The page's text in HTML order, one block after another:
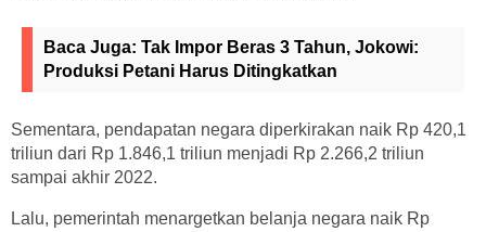
Baca Juga: Tak Impor Beras 3 Tahun, Jokowi:
Produksi Petani Harus Ditingkatkan
Sementara, pendapatan negara diperkirakan naik Rp 420,1
triliun dari Rp 1.846,1 triliun menjadi Rp 2.266,2 triliun
sampai akhir 2022.
Lalu, pemerintah menargetkan belanja negara naik Rp